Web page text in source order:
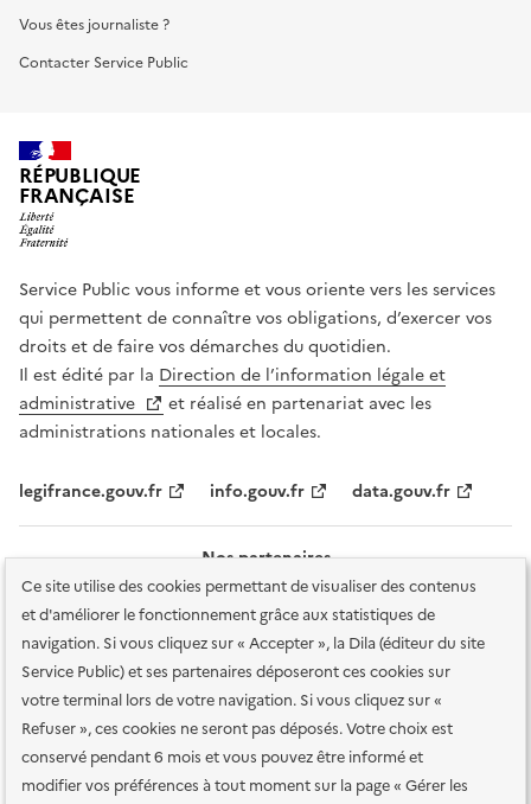
Ce site utilise des cookies permettant de visualiser des contenus
et d'améliorer le fonctionnement grâce aux statistiques de
navigation. Si vous cliquez sur « Accepter », la Dila (éditeur du site
Service Public) et ses partenaires déposeront ces cookies sur
votre terminal lors de votre navigation. Si vous cliquez sur «
Refuser », ces cookies ne seront pas déposés. Votre choix est
conservé pendant 6 mois et vous pouvez être informé et
modifier vos préférences à tout moment sur la page « Gérer les
Vous êtes journaliste ?
Contacter Service Public
RÉPUBLIQUE
FRANÇAISE
Service Public vous informe et vous oriente vers les services
qui permettent de connaître vos obligations, d’exercer vos
droits et de faire vos démarches du quotidien.
Il est édité par la Direction de l’information légale et
administrative
et réalisé en partenariat avec les
administrations nationales et locales.
legifrance.gouv.fr info.gouv.fr data.gouv.fr
Nos partenaires
Plan du site Accessibilité : totalement conforme
Accessibilité des
services en ligne Mentions légales Données personnelles et sécurité
Conditions générales d'utilisation Gestion des cookies